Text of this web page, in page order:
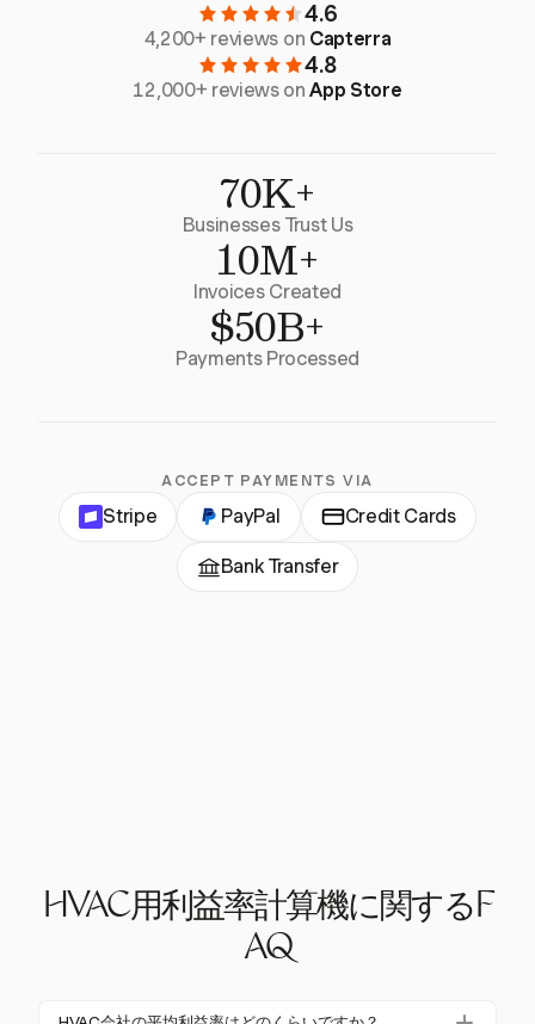
4.6
4,200+ reviews on Capterra
4.8
12,000+ reviews onApp Store
70K+
Businesses Trust Us
10M+
Invoices Created
$50B+
Payments Processed
ACCEPT PAYMENTS VIA
Stripe PayPal Credit Cards
Bank Transfer
HVAC用利益率計算機に関するF
AQ